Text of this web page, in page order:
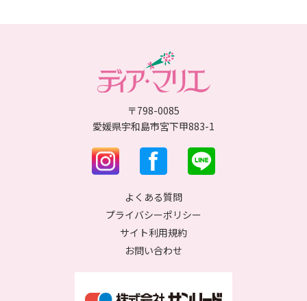
〒798-0085
愛媛県宇和島市宮下甲883-1
よくある質問
プライバシーポリシー
サイト利用規約
お問い合わせ